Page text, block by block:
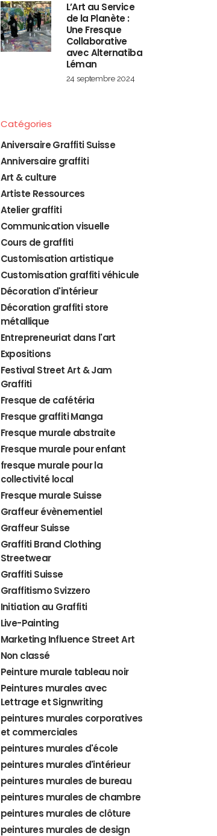
L’Art au Service
de la Planète :
Une Fresque
Collaborative
avec Alternatiba
Léman
24 septembre 2024
Catégories
Aniversaire Graffiti Suisse
Anniversaire graffiti
Art & culture
Artiste Ressources
Atelier graffiti
Communication visuelle
Cours de graffiti
Customisation artistique
Customisation graffiti véhicule
Décoration d'intérieur
Décoration graffiti store
métallique
Entrepreneuriat dans l'art
Expositions
Festival Street Art & Jam
Graffiti
Fresque de cafétéria
Fresque graffiti Manga
Fresque murale abstraite
Fresque murale pour enfant
fresque murale pour la
collectivité local
Fresque murale Suisse
Graffeur évènementiel
Graffeur Suisse
Graffiti Brand Clothing
Streetwear
Graffiti Suisse
Graffitismo Svizzero
Initiation au Graffiti
Live-Painting
Marketing Influence Street Art
Non classé
Peinture murale tableau noir
Peintures murales avec
Lettrage et Signwriting
peintures murales corporatives
et commerciales
peintures murales d'école
peintures murales d'intérieur
peintures murales de bureau
peintures murales de chambre
peintures murales de clôture
peintures murales de design